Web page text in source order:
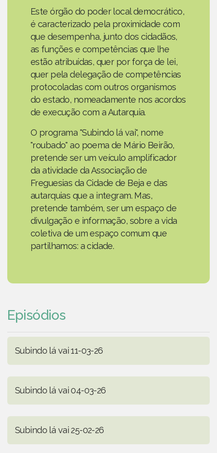
Este órgão do poder local democrático,
é caracterizado pela proximidade com
que desempenha, junto dos cidadãos,
as funções e competências que lhe
estão atribuídas, quer por força de lei,
quer pela delegação de competências
protocoladas com outros organismos
do estado, nomeadamente nos acordos
de execução com a Autarquia.
O programa "Subindo lá vai", nome
"roubado" ao poema de Mário Beirão,
pretende ser um veículo amplificador
da atividade da Associação de
Freguesias da Cidade de Beja e das
autarquias que a integram. Mas,
pretende também, ser um espaço de
divulgação e informação, sobre a vida
coletiva de um espaço comum que
partilhamos: a cidade.
Episódios
Subindo lá vai 11-03-26
Subindo lá vai 04-03-26
Subindo lá vai 25-02-26